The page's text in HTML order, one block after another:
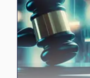
Drvo Od 1401 Rubova